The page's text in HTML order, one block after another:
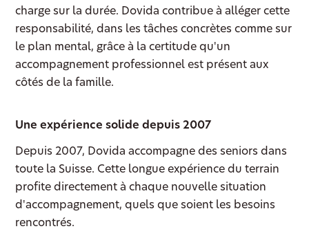
charge sur la durée. Dovida contribue à alléger cette
responsabilité, dans les tâches concrètes comme sur
le plan mental, grâce à la certitude qu'un
accompagnement professionnel est présent aux
côtés de la famille.
Une expérience solide depuis 2007
Depuis 2007, Dovida accompagne des seniors dans
toute la Suisse. Cette longue expérience du terrain
profite directement à chaque nouvelle situation
d'accompagnement, quels que soient les besoins
rencontrés.